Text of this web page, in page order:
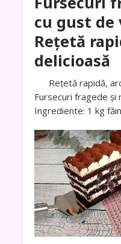
cu gust de
Rețetă
delicioasă
Rețetă rapidă,
Fursecuri fragede și
Ingrediente: 1 kg